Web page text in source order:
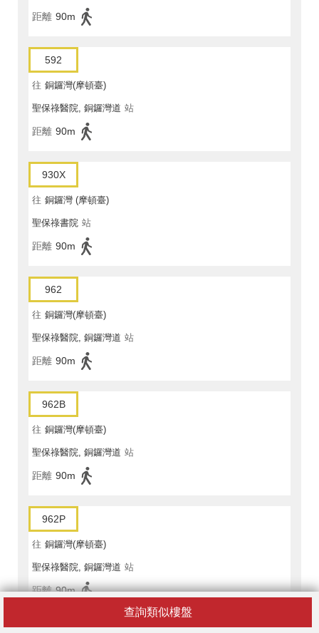
查詢類似樓盤
距離 90m
592
往 銅鑼灣(摩頓臺)
聖保祿醫院, 銅鑼灣道 站
距離 90m
930X
往 銅鑼灣 (摩頓臺)
聖保祿書院 站
距離 90m
962
往 銅鑼灣(摩頓臺)
聖保祿醫院, 銅鑼灣道 站
距離 90m
962B
往 銅鑼灣(摩頓臺)
聖保祿醫院, 銅鑼灣道 站
距離 90m
962P
往 銅鑼灣(摩頓臺)
聖保祿醫院, 銅鑼灣道 站
距離 90m